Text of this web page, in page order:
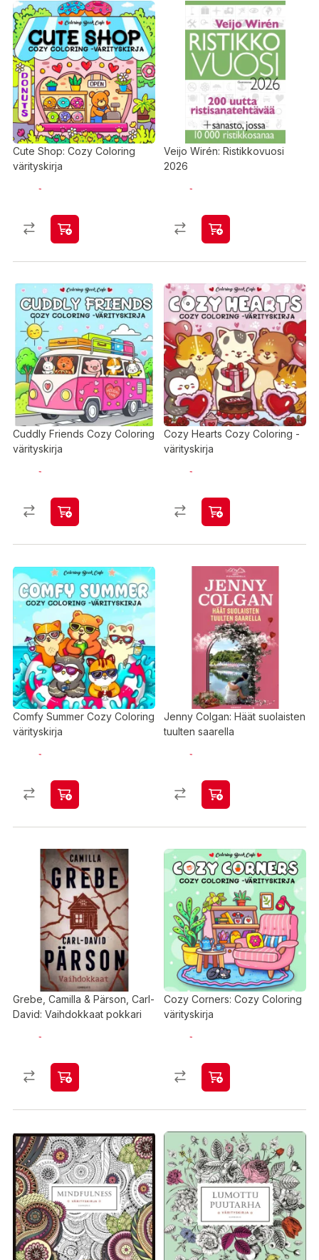
Cute Shop: Cozy Coloring
värityskirja
Veijo Wirén: Ristikkovuosi
2026
Cuddly Friends Cozy Coloring
värityskirja
Cozy Hearts Cozy Coloring -
värityskirja
Comfy Summer Cozy Coloring
värityskirja
Jenny Colgan: Häät suolaisten
tuulten saarella
Grebe, Camilla & Pärson, Carl-
David: Vaihdokkaat pokkari
Cozy Corners: Cozy Coloring
värityskirja